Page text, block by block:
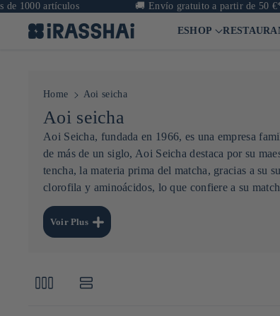
1000 artículos Envío gratuito a partir de 50 €*
ESHOP
Home Aoi seicha
C
o
l
e
c
c
n
Aoi seicha
Aoi Seicha, fundada en 1966, es una empresa
de más de un siglo, Aoi Seicha destaca por su
tencha, la materia prima del matcha, gracias a su
clorofila y aminoácidos, lo que confiere a su
La marca se esfuerza por reducir su impacto
un simple productor de matcha: es un embajador
Voir Plus